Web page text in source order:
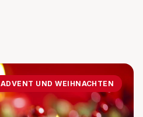
ADVENT UND WEIHNACHTEN